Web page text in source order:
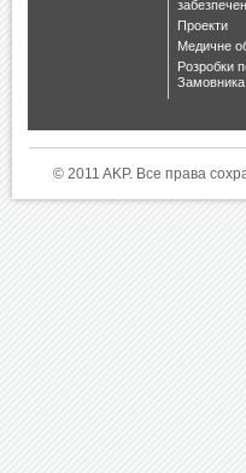
Проекти
Медичне
Розробки
Замовника
© 2011 AKP. Все права